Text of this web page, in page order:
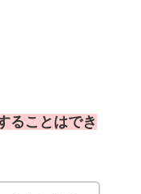
ることはでき